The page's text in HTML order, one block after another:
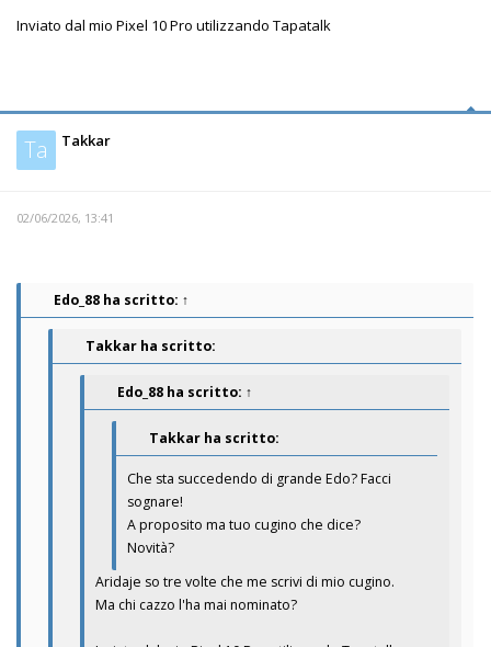
Inviato dal mio Pixel 10 Pro utilizzando Tapatalk
Ta Takkar
02/06/2026, 13:41
Edo_88 ha scritto: ↑
Takkar ha scritto:
Edo_88 ha scritto: ↑
Takkar ha scritto:
Che sta succedendo di grande Edo? Facci
sognare!
A proposito ma tuo cugino che dice?
Novità?
Aridaje so tre volte che me scrivi di mio cugino.
Ma chi cazzo l'ha mai nominato?